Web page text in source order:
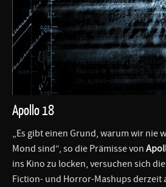
Apollo 18
„Es gibt einen Grund, warum wir nie
Mond sind“, so die Prämisse von
ins Kino zu locken, versuchen sich
Fiction- und Horror-Mashups derzeit